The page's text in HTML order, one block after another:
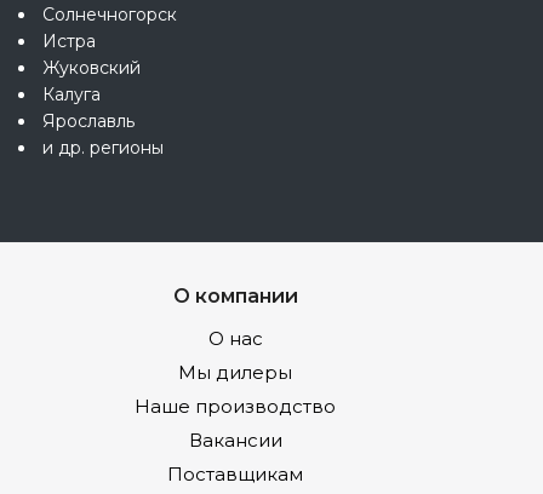
Солнечногорск
Истра
Жуковский
Калуга
Ярославль
и др. регионы
О компании
О нас
Мы дилеры
Наше производство
Вакансии
Поставщикам